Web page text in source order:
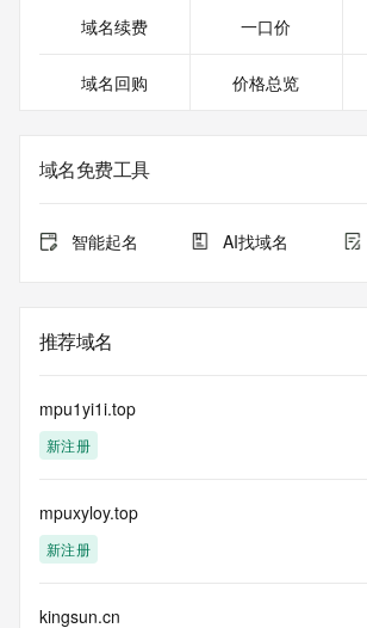
域名续费 一口价
域名回购 价格总览
域名免费工具
智能起名 AI找域名
推荐域名
mpu1yi1i.top
新注册
mpuxyloy.top
新注册
kingsun.cn